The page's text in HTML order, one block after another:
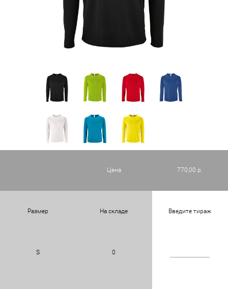
Цена 770,00 р.
Размер На складе Введите тираж
S 0